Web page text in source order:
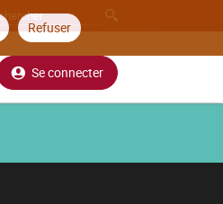
Refuser
Se connecter